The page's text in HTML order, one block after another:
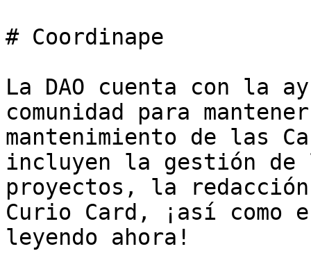
# Coordinape
La DAO cuenta con la
comunidad para
mantenimiento de las
incluyen la gestión de
proyectos, la
Curio Card, ¡así como
leyendo ahora!